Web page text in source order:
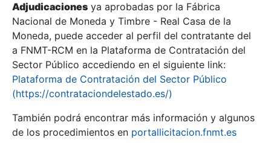
Mostrar/Ocultar
Adjudicaciones ya aprobadas por la Fábrica
Nacional de Moneda y Timbre - Real Casa de la
Moneda, puede acceder al perfil del contratante del
a FNMT-RCM en la Plataforma de Contratación del
Sector Público accediendo en el siguiente link:
Plataforma de Contratación del Sector Público
(https://contrataciondelestado.es/)
También podrá encontrar más información y algunos
de los procedimientos en portallicitacion.fnmt.es